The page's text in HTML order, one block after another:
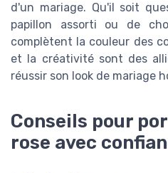
d'un mariage. Qu'il soit
papillon assorti ou de
complètent la couleur des
et la créativité sont des
réussir son look de mariage
Conseils pour
rose avec